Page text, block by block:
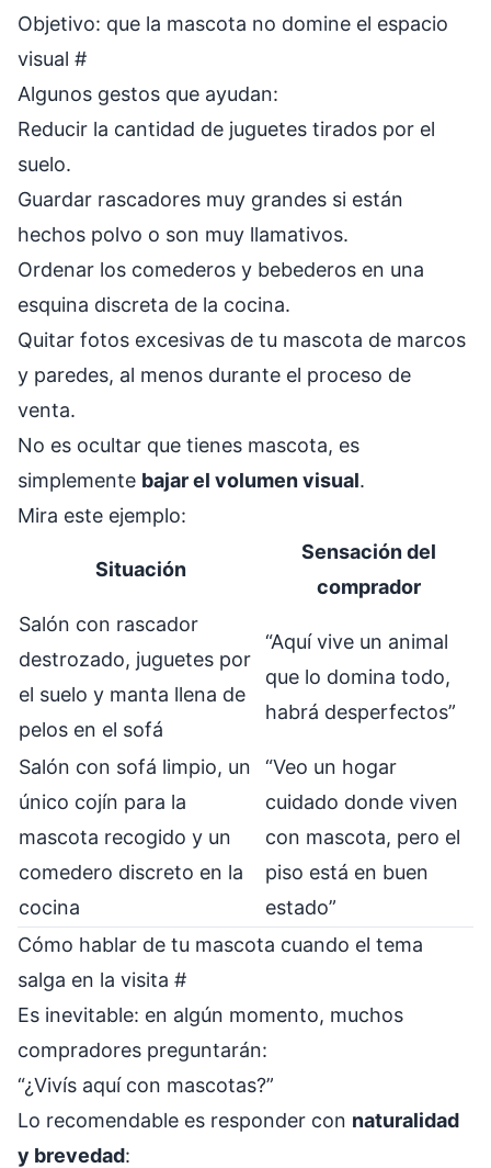
Objetivo: que la mascota no domine el espacio
visual #
Algunos gestos que ayudan:
Reducir la cantidad de juguetes tirados por el
suelo.
Guardar rascadores muy grandes si están
hechos polvo o son muy llamativos.
Ordenar los comederos y bebederos en una
esquina discreta de la cocina.
Quitar fotos excesivas de tu mascota de marcos
y paredes, al menos durante el proceso de
venta.
No es ocultar que tienes mascota, es
simplemente bajar el volumen visual.
Mira este ejemplo:
Situación
Sensación del
comprador
Salón con rascador
destrozado, juguetes por
el suelo y manta llena de
pelos en el sofá
“Aquí vive un animal
que lo domina todo,
habrá desperfectos”
Salón con sofá limpio, un
único cojín para la
mascota recogido y un
comedero discreto en la
cocina
“Veo un hogar
cuidado donde viven
con mascota, pero el
piso está en buen
estado”
Cómo hablar de tu mascota cuando el tema
salga en la visita #
Es inevitable: en algún momento, muchos
compradores preguntarán:
“¿Vivís aquí con mascotas?”
Lo recomendable es responder con naturalidad
y brevedad: